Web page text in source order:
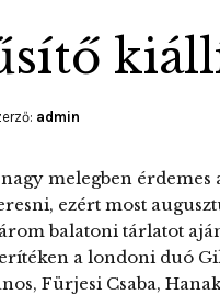
admin
nagy melegben
ezért most
balatoni tárlatot
a londoni duó
Fürjesi Csaba,